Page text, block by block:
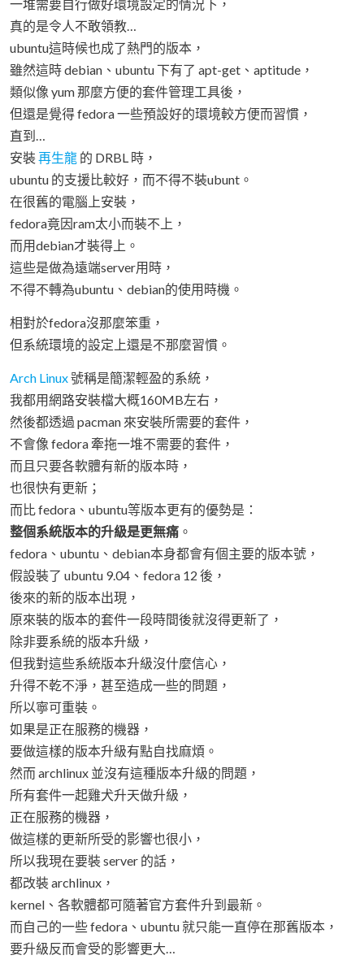
一堆需要自行做好環境設定的情況下，
真的是令人不敢領教…
ubuntu這時候也成了熱門的版本，
雖然這時 debian、ubuntu 下有了 apt-get、aptitude，
類似像 yum 那麼方便的套件管理工具後，
但還是覺得 fedora 一些預設好的環境較方便而習慣，
直到…
安裝再生龍 的 DRBL 時，
ubuntu 的支援比較好，而不得不裝ubunt。
在很舊的電腦上安裝，
fedora竟因ram太小而裝不上，
而用debian才裝得上。
這些是做為遠端server用時，
不得不轉為ubuntu、debian的使用時機。
相對於fedora沒那麼笨重，
但系統環境的設定上還是不那麼習慣。
Arch Linux號稱是簡潔輕盈的系統，
我都用網路安裝檔大概160MB左右，
然後都透過 pacman 來安裝所需要的套件，
不會像 fedora 牽拖一堆不需要的套件，
而且只要各軟體有新的版本時，
也很快有更新；
而比 fedora、ubuntu等版本更有的優勢是：
整個系統版本的升級是更無痛 。
fedora、ubuntu、debian本身都會有個主要的版本號，
假設裝了 ubuntu 9.04、fedora 12 後，
後來的新的版本出現，
原來裝的版本的套件一段時間後就沒得更新了，
除非要系統的版本升級，
但我對這些系統版本升級沒什麼信心，
升得不乾不淨，甚至造成一些的問題，
所以寧可重裝。
如果是正在服務的機器，
要做這樣的版本升級有點自找麻煩。
然而 archlinux 並沒有這種版本升級的問題，
所有套件一起雞犬升天做升級，
正在服務的機器，
做這樣的更新所受的影響也很小，
所以我現在要裝 server 的話，
都改裝 archlinux，
kernel、各軟體都可隨著官方套件升到最新。
而自己的一些 fedora、ubuntu 就只能一直停在那舊版本，
要升級反而會受的影響更大…